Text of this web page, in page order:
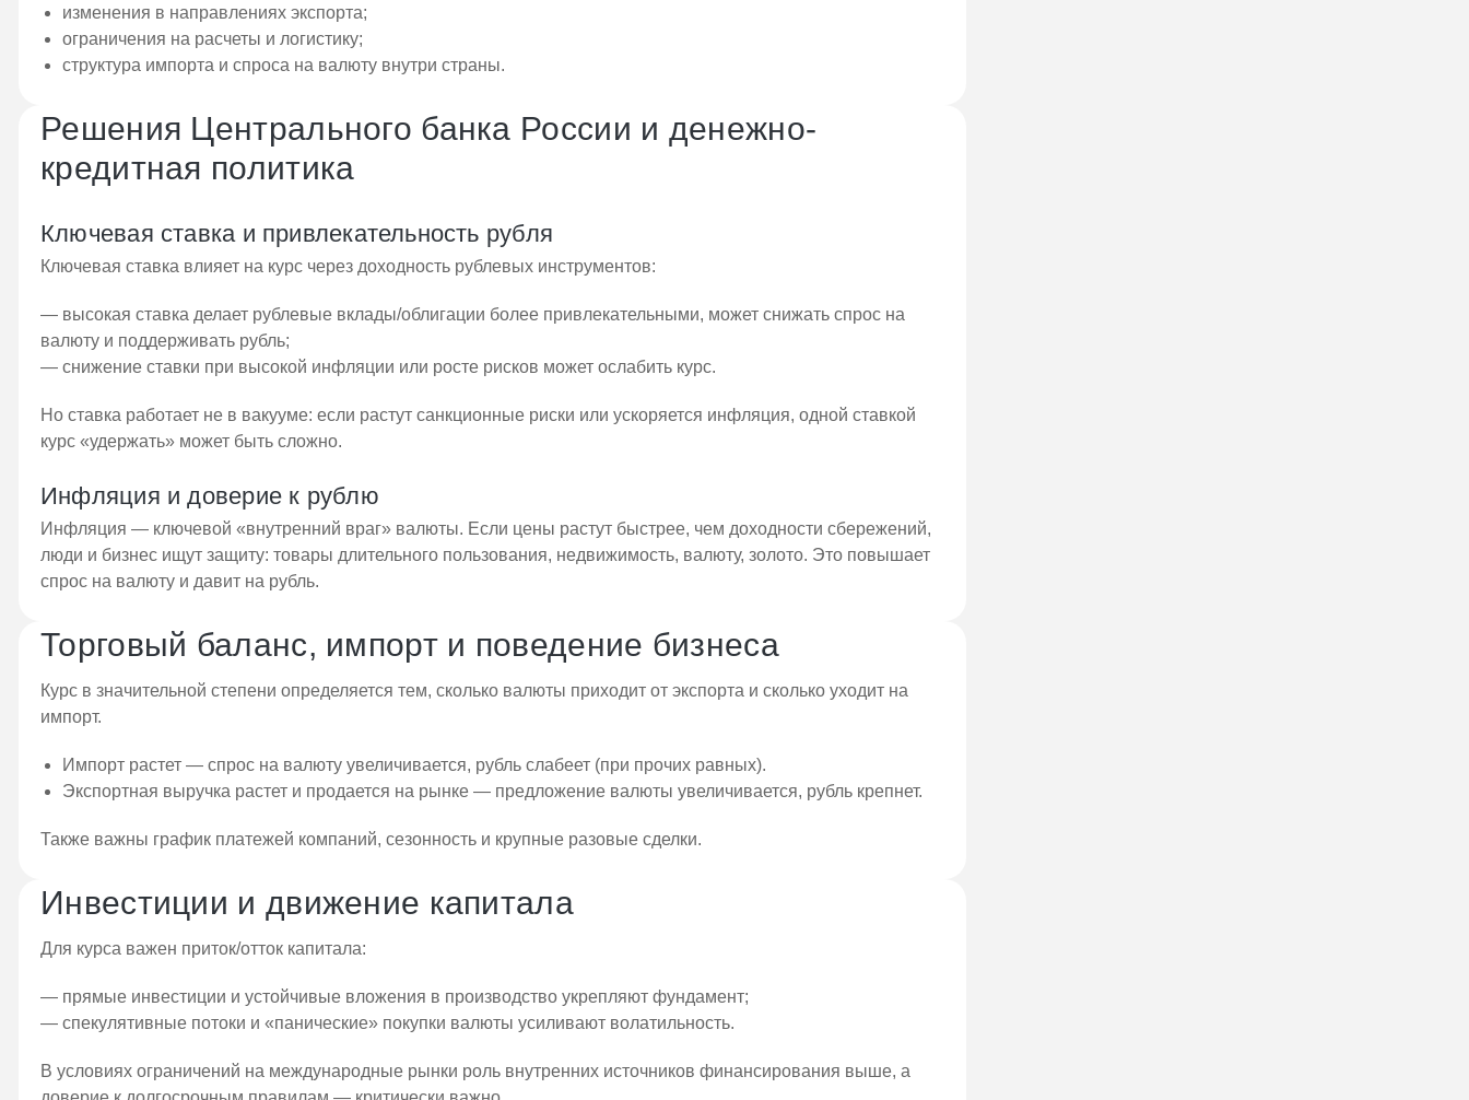
изменения в направлениях экспорта;
ограничения на расчеты и логистику;
структура импорта и спроса на валюту внутри страны.
Решения Центрального банка России и денежно-
кредитная политика
Ключевая ставка и привлекательность рубля
Ключевая ставка влияет на курс через доходность рублевых инструментов:
— высокая ставка делает рублевые вклады/облигации более привлекательными, может снижать спрос на
валюту и поддерживать рубль;
— снижение ставки при высокой инфляции или росте рисков может ослабить курс.
Но ставка работает не в вакууме: если растут санкционные риски или ускоряется инфляция, одной ставкой
курс «удержать» может быть сложно.
Инфляция и доверие к рублю
Инфляция — ключевой «внутренний враг» валюты. Если цены растут быстрее, чем доходности сбережений,
люди и бизнес ищут защиту: товары длительного пользования, недвижимость, валюту, золото. Это повышает
спрос на валюту и давит на рубль.
Торговый баланс, импорт и поведение бизнеса
Курс в значительной степени определяется тем, сколько валюты приходит от экспорта и сколько уходит на
импорт.
Импорт растет — спрос на валюту увеличивается, рубль слабеет (при прочих равных).
Экспортная выручка растет и продается на рынке — предложение валюты увеличивается, рубль крепнет.
Также важны график платежей компаний, сезонность и крупные разовые сделки.
Инвестиции и движение капитала
Для курса важен приток/отток капитала:
— прямые инвестиции и устойчивые вложения в производство укрепляют фундамент;
— спекулятивные потоки и «панические» покупки валюты усиливают волатильность.
В условиях ограничений на международные рынки роль внутренних источников финансирования выше, а